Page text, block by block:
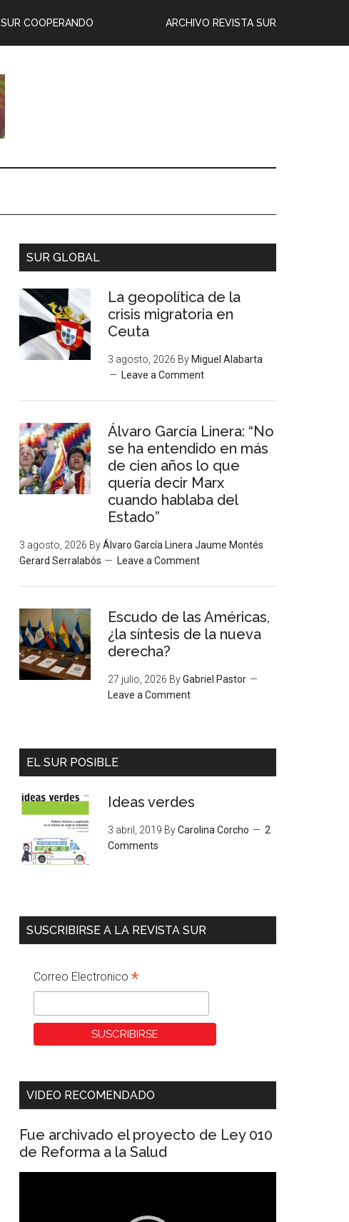
ARCHIVO REVISTA SUR
SUR COOPERANDO
SUR GLOBAL
La geopolítica de la
crisis migratoria en
Ceuta
3 agosto, 2026 By Miguel Alabarta
Leave a Comment
Álvaro García Linera: “No
se ha entendido en más
de cien años lo que
quería decir Marx
cuando hablaba del
Estado”
3 agosto, 2026 ByÁlvaro García Linera Jaume Montés
Gerard Serralabós
Leave a Comment
Escudo de las Américas,
¿la síntesis de la nueva
derecha?
27 julio, 2026 ByGabriel Pastor
Leave a Comment
EL SUR POSIBLE
Ideas verdes
3 abril, 2019 ByCarolina Corcho
2
Comments
SUSCRIBIRSE A LA REVISTA SUR
Correo Electronico *
VIDEO RECOMENDADO
Fue archivado el proyecto de Ley 010
de Reforma a la Salud